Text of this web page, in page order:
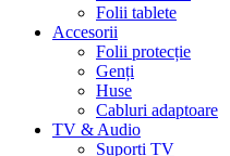
Folii tablete
Accesorii
Folii protecție
Genți
Huse
Cabluri adaptoare
TV & Audio
Suporți TV